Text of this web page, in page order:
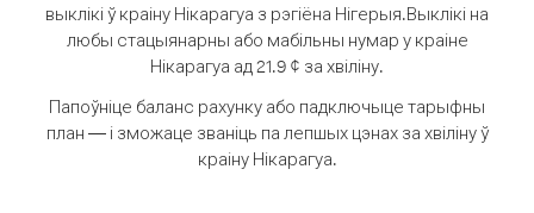
выклікі ў краіну Нікарагуа з рэгіёна Нігерыя.Выклікі на
любы стацыянарны або мабільны нумар у краіне
Нікарагуа ад 21.9 ¢ за хвіліну.
Папоўніце баланс рахунку або падключыце тарыфны
план — і зможаце званіць па лепшых цэнах за хвіліну ў
краіну Нікарагуа.